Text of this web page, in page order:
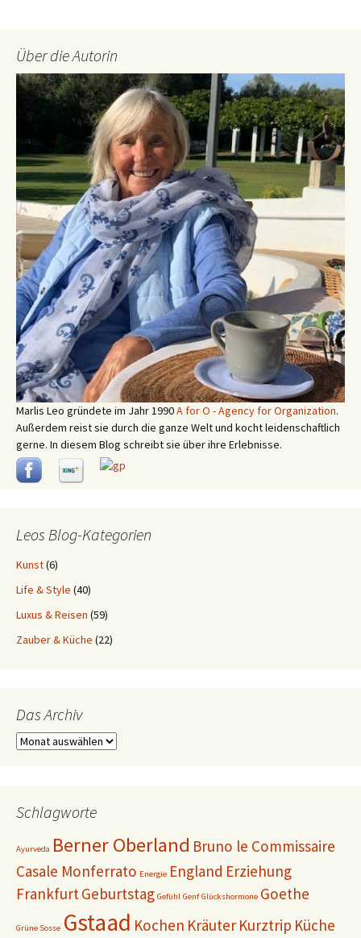
Über die Autorin
Marlis Leo gründete im Jahr 1990A for O - Agency for Organization.
Außerdem reist sie durch die ganze Welt und kocht leidenschaftlich
gerne. In diesem Blog schreibt sie über ihre Erlebnisse.
Leos Blog-Kategorien
Kunst(6)
Life & Style (40)
Luxus & Reisen (59)
Zauber & Küche (22)
Das Archiv
Das
Schlagworte
Ayurveda Berner Oberland Bruno le Commissaire
Casale Monferrato Energie England Erziehung
FrankfurtGeburtstag Gefühl Genf Glückshormone Goethe
Grüne Sosse Gstaad Kochen Kräuter Kurztrip Küche